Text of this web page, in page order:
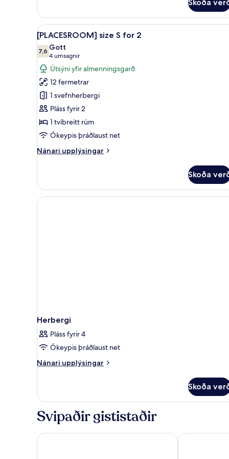
size
for
2
Seaside
Skoða
Skoða
allar
myndir
fyrir
[PLACESROOM]
size
S
for
2
Skrifborð, myrkratjöld/-
5
[PLACESROOM] size S for 2
7,67,6 af 10
Gott
4 umsagnir
(4
umsagnir)
Útsýni yfir almenningsgarð
12 fermetrar
1 svefnherbergi
Pláss fyrir 2
1 tvíbreitt rúm
Ókeypis þráðlaust net
Nánari upplýsingar
Nánari
size
for
Skoða
Herbergi
Pláss fyrir 4
Ókeypis þráðlaust net
Nánari upplýsingar
Nánari
Skoða
Svipaðir gististaðir
Valamar Amicor Resort Maslina Resort